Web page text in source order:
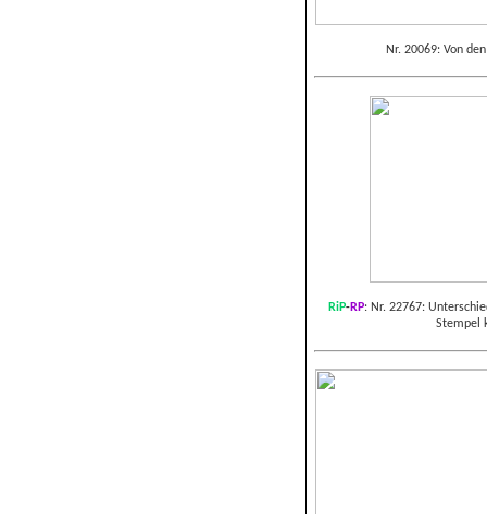
Nr. 20069: Von
RiP-RP: Nr. 22767:
Stempel